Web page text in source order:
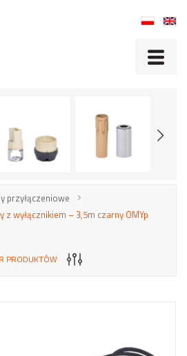
przyłączeniowe
wyłącznikiem – 3,5m czarny OMYp
PRODUKTÓW